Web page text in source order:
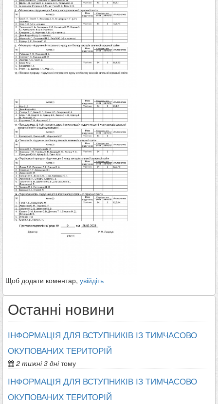
Щоб додати коментар, увійдіть
Останні новини
ІНФОРМАЦІЯ ДЛЯ ВСТУПНИКІВ ІЗ ТИМЧАСОВО
ОКУПОВАНИХ ТЕРИТОРІЙ
2 тижні 3 днітому
ІНФОРМАЦІЯ ДЛЯ ВСТУПНИКІВ ІЗ ТИМЧАСОВО
ОКУПОВАНИХ ТЕРИТОРІЙ